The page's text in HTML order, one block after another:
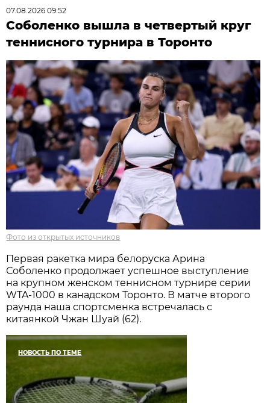
07.08.2026 09:52
Соболенко вышла в четвертый круг
теннисного турнира в Торонто
Фото из открытых источников
Первая ракетка мира белоруска Арина
Соболенко продолжает успешное выступление
на крупном женском теннисном турнире серии
WTA-1000 в канадском Торонто. В матче второго
раунда наша спортсменка встречалась с
китаянкой Чжан Шуай (62).
НОВОСТЬ ПО ТЕМЕ